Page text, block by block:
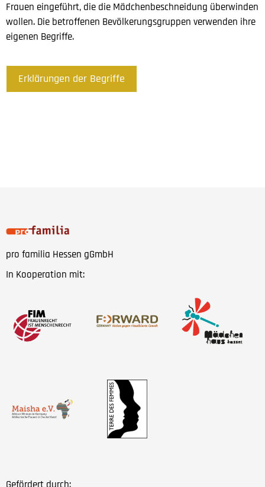
Frauen eingeführt, die die Mädchenbeschneidung überwinden
wollen. Die betroffenen Bevölkerungsgruppen verwenden ihre
eigenen Begriffe.
Erklärungen der Begriffe
pro familia Hessen gGmbH
In Kooperation mit: